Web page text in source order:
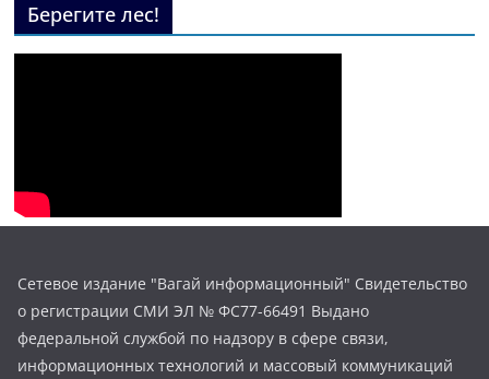
Берегите лес!
Сетевое издание "Вагай информационный" Свидетельство
о регистрации СМИ ЭЛ № ФС77-66491 Выдано
федеральной службой по надзору в сфере связи,
информационных технологий и массовый коммуникаций